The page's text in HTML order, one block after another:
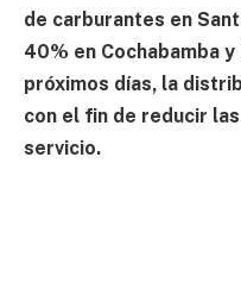
de carburantes en
40% en Cochabamba
próximos días, la
con el fin de reducir
servicio.